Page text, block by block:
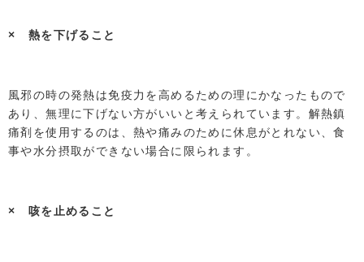
× 熱を下げること
風邪の時の発熱は免疫力を高めるための理にかなったもので
あり、無理に下げない方がいいと考えられています。解熱鎮
痛剤を使用するのは、熱や痛みのために休息がとれない、食
事や水分摂取ができない場合に限られます。
× 咳を止めること